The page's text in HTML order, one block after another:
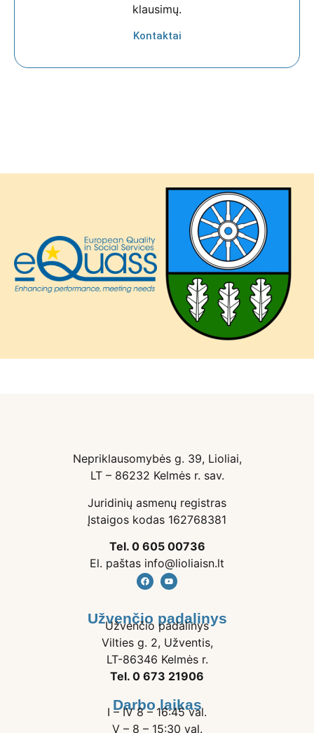
klausimų.
Kontaktai
Nepriklausomybės g. 39, Lioliai,
LT – 86232 Kelmės r. sav.
Juridinių asmenų registras
Įstaigos kodas 162768381
Tel. 0 605 00736
El. paštas info@lioliaisn.lt
Užvenčio padalinys
Užvenčio padalinys
Vilties g. 2, Užventis,
LT-86346 Kelmės r.
Tel. 0 673 21906
Darbo laikas
I – IV 8 – 16:45 val.
V – 8 – 15:30 val.